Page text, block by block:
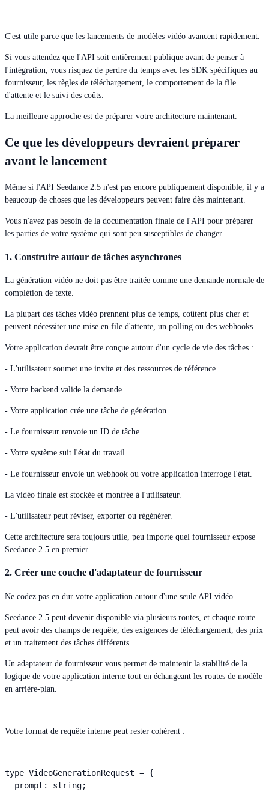
C'est utile parce que les lancements de modèles vidéo avancent rapidement.
Si vous attendez que l'API soit entièrement publique avant de penser à
l'intégration, vous risquez de perdre du temps avec les SDK spécifiques au
fournisseur, les règles de téléchargement, le comportement de la file
d'attente et le suivi des coûts.
La meilleure approche est de préparer votre architecture maintenant.
Ce que les développeurs devraient préparer
avant le lancement
Même si l'API Seedance 2.5 n'est pas encore publiquement disponible, il y a
beaucoup de choses que les développeurs peuvent faire dès maintenant.
Vous n'avez pas besoin de la documentation finale de l'API pour préparer
les parties de votre système qui sont peu susceptibles de changer.
1. Construire autour de tâches asynchrones
La génération vidéo ne doit pas être traitée comme une demande normale de
complétion de texte.
La plupart des tâches vidéo prennent plus de temps, coûtent plus cher et
peuvent nécessiter une mise en file d'attente, un polling ou des webhooks.
Votre application devrait être conçue autour d'un cycle de vie des tâches :
- L'utilisateur soumet une invite et des ressources de référence.
- Votre backend valide la demande.
- Votre application crée une tâche de génération.
- Le fournisseur renvoie un ID de tâche.
- Votre système suit l'état du travail.
- Le fournisseur envoie un webhook ou votre application interroge l'état.
La vidéo finale est stockée et montrée à l'utilisateur.
- L'utilisateur peut réviser, exporter ou régénérer.
Cette architecture sera toujours utile, peu importe quel fournisseur expose
Seedance 2.5 en premier.
2. Créer une couche d'adaptateur de fournisseur
Ne codez pas en dur votre application autour d'une seule API vidéo.
Seedance 2.5 peut devenir disponible via plusieurs routes, et chaque route
peut avoir des champs de requête, des exigences de téléchargement, des prix
et un traitement des tâches différents.
Un adaptateur de fournisseur vous permet de maintenir la stabilité de la
logique de votre application interne tout en échangeant les routes de modèle
en arrière-plan.
Votre format de requête interne peut rester cohérent :
type VideoGenerationRequest = {
  prompt: string;